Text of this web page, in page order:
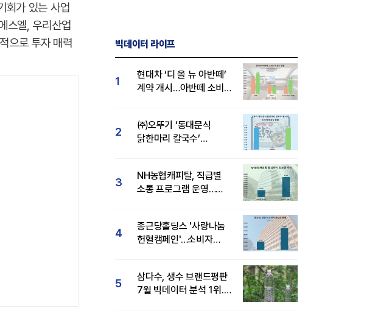
회가 있는 사업
스엘, 우리산업
으로 투자 매력
빅데이터 라이프
1
현대차 ‘디 올 뉴 아반떼’
계약 개시…아반떼 소비자
2
㈜오뚜기 ‘동대문식
닭한마리 칼국수’
3
NH농협캐피탈, 직급별
소통 프로그램 운영…
4
종근당홀딩스 '사랑나눔
헌혈캠페인'…소비자
5
삼다수, 생수 브랜드평판
7월 빅데이터 분석 1위...